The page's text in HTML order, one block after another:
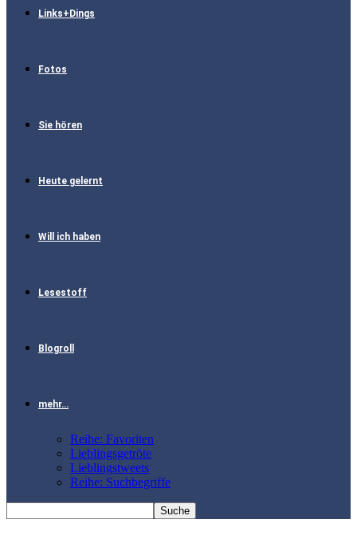
Links+Dings
Fotos
Sie hören
Heute gelernt
Will ich haben
Lesestoff
Blogroll
mehr…
Reihe: Favoriten
Lieblingsgetröte
Lieblingstweets
Reihe: Suchbegriffe